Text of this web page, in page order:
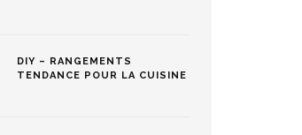
DIY – RANGEMENTS
TENDANCE POUR LA CUISINE